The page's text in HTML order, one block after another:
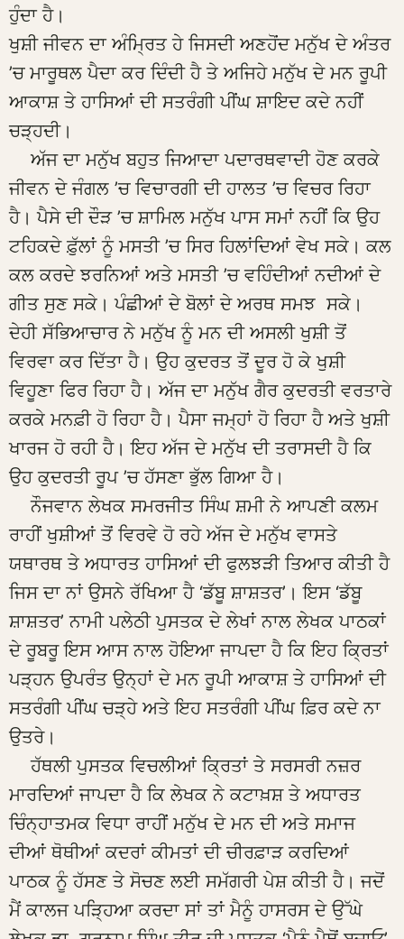
ਹੁੰਦਾ ਹੈ।
ਖੁਸ਼ੀ ਜੀਵਨ ਦਾ ਅੰਮ੍ਰਿਤ ਹੇ ਜਿਸਦੀ ਅਣਹੋਂਦ ਮਨੁੱਖ ਦੇ ਅੰਤਰ
’ਚ ਮਾਰੂਥਲ ਪੈਦਾ ਕਰ ਦਿੰਦੀ ਹੈ ਤੇ ਅਜਿਹੇ ਮਨੁੱਖ ਦੇ ਮਨ ਰੂਪੀ
ਆਕਾਸ਼ ਤੇ ਹਾਸਿਆਂ ਦੀ ਸਤਰੰਗੀ ਪੀਂਘ ਸ਼ਾਇਦ ਕਦੇ ਨਹੀਂ
ਚੜ੍ਹਦੀ।
ਅੱਜ ਦਾ ਮਨੁੱਖ ਬਹੁਤ ਜਿਆਦਾ ਪਦਾਰਥਵਾਦੀ ਹੋਣ ਕਰਕੇ
ਜੀਵਨ ਦੇ ਜੰਗਲ ’ਚ ਵਿਚਾਰਗੀ ਦੀ ਹਾਲਤ ’ਚ ਵਿਚਰ ਰਿਹਾ
ਹੈ। ਪੈਸੇ ਦੀ ਦੌੜ ’ਚ ਸ਼ਾਮਿਲ ਮਨੁੱਖ ਪਾਸ ਸਮਾਂ ਨਹੀਂ ਕਿ ਉਹ
ਟਹਿਕਦੇ ਫ਼ੁੱਲਾਂ ਨੂੰ ਮਸਤੀ ’ਚ ਸਿਰ ਹਿਲਾਂਦਿਆਂ ਵੇਖ ਸਕੇ। ਕਲ
ਕਲ ਕਰਦੇ ਝਰਨਿਆਂ ਅਤੇ ਮਸਤੀ ’ਚ ਵਹਿੰਦੀਆਂ ਨਦੀਆਂ ਦੇ
ਗੀਤ ਸੁਣ ਸਕੇ। ਪੰਛੀਆਂ ਦੇ ਬੋਲਾਂ ਦੇ ਅਰਥ ਸਮਝ ਸਕੇ।
ਦੇਹੀ ਸੱਭਿਆਚਾਰ ਨੇ ਮਨੁੱਖ ਨੂੰ ਮਨ ਦੀ ਅਸਲੀ ਖੁਸ਼ੀ ਤੋਂ
ਵਿਰਵਾ ਕਰ ਦਿੱਤਾ ਹੈ। ਉਹ ਕੁਦਰਤ ਤੋਂ ਦੂਰ ਹੋ ਕੇ ਖੁਸ਼ੀ
ਵਿਹੂਣਾ ਫਿਰ ਰਿਹਾ ਹੈ। ਅੱਜ ਦਾ ਮਨੁੱਖ ਗੈਰ ਕੁਦਰਤੀ ਵਰਤਾਰੇ
ਕਰਕੇ ਮਨਫ਼ੀ ਹੋ ਰਿਹਾ ਹੈ। ਪੈਸਾ ਜਮ੍ਹਾਂ ਹੋ ਰਿਹਾ ਹੈ ਅਤੇ ਖੁਸ਼ੀ
ਖਾਰਜ ਹੋ ਰਹੀ ਹੈ। ਇਹ ਅੱਜ ਦੇ ਮਨੁੱਖ ਦੀ ਤਰਾਸਦੀ ਹੈ ਕਿ
ਉਹ ਕੁਦਰਤੀ ਰੂਪ ’ਚ ਹੱਸਣਾ ਭੁੱਲ ਗਿਆ ਹੈ।
ਨੌਜਵਾਨ ਲੇਖਕ ਸਮਰਜੀਤ ਸਿੰਘ ਸ਼ਮੀ ਨੇ ਆਪਣੀ ਕਲਮ
ਰਾਹੀਂ ਖੁਸ਼ੀਆਂ ਤੋਂ ਵਿਰਵੇ ਹੋ ਰਹੇ ਅੱਜ ਦੇ ਮਨੁੱਖ ਵਾਸਤੇ
ਯਥਾਰਥ ਤੇ ਅਧਾਰਤ ਹਾਸਿਆਂ ਦੀ ਫੁਲਝੜੀ ਤਿਆਰ ਕੀਤੀ ਹੈ
ਜਿਸ ਦਾ ਨਾਂ ਉਸਨੇ ਰੱਖਿਆ ਹੈ ‘ਡੱਬੂ ਸ਼ਾਸ਼ਤਰ’। ਇਸ ‘ਡੱਬੂ
ਸ਼ਾਸ਼ਤਰ’ ਨਾਮੀ ਪਲੇਠੀ ਪੁਸਤਕ ਦੇ ਲੇਖਾਂ ਨਾਲ ਲੇਖਕ ਪਾਠਕਾਂ
ਦੇ ਰੂਬਰੂ ਇਸ ਆਸ ਨਾਲ ਹੋਇਆ ਜਾਪਦਾ ਹੈ ਕਿ ਇਹ ਕ੍ਰਿਤਾਂ
ਪੜ੍ਹਨ ਉਪਰੰਤ ਉਨ੍ਹਾਂ ਦੇ ਮਨ ਰੂਪੀ ਆਕਾਸ਼ ਤੇ ਹਾਸਿਆਂ ਦੀ
ਸਤਰੰਗੀ ਪੀਂਘ ਚੜ੍ਹੇ ਅਤੇ ਇਹ ਸਤਰੰਗੀ ਪੀਂਘ ਫ਼ਿਰ ਕਦੇ ਨਾ
ਉਤਰੇ।
ਹੱਥਲੀ ਪੁਸਤਕ ਵਿਚਲੀਆਂ ਕ੍ਰਿਤਾਂ ਤੇ ਸਰਸਰੀ ਨਜ਼ਰ
ਮਾਰਦਿਆਂ ਜਾਪਦਾ ਹੈ ਕਿ ਲੇਖਕ ਨੇ ਕਟਾਖ਼ਸ਼ ਤੇ ਅਧਾਰਤ
ਚਿੰਨ੍ਹਾਤਮਕ ਵਿਧਾ ਰਾਹੀਂ ਮਨੁੱਖ ਦੇ ਮਨ ਦੀ ਅਤੇ ਸਮਾਜ
ਦੀਆਂ ਥੋਥੀਆਂ ਕਦਰਾਂ ਕੀਮਤਾਂ ਦੀ ਚੀਰਫ਼ਾੜ ਕਰਦਿਆਂ
ਪਾਠਕ ਨੂੰ ਹੱਸਣ ਤੇ ਸੋਚਣ ਲਈ ਸਮੱਗਰੀ ਪੇਸ਼ ਕੀਤੀ ਹੈ। ਜਦੋਂ
ਮੈਂ ਕਾਲਜ ਪੜ੍ਹਿਆ ਕਰਦਾ ਸਾਂ ਤਾਂ ਮੈਨੂੰ ਹਾਸਰਸ ਦੇ ਉੱਘੇ